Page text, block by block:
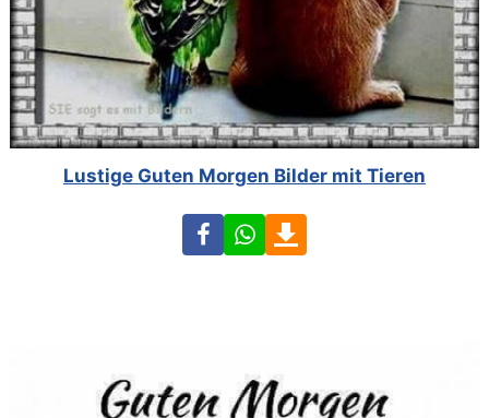
Lustige Guten Morgen Bilder mit Tieren
FacebookWhatsApp